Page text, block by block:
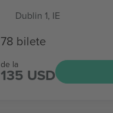
Dublin 1, IE
78 bilete
de la
135 USD